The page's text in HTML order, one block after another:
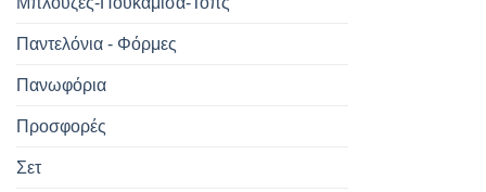
Παντελόνια - Φόρμες
Πανωφόρια
Προσφορές
Σετ